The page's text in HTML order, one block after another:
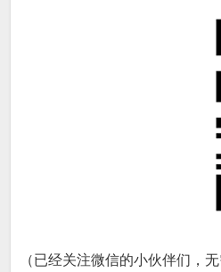
（已经关注微信的小伙伴们，无